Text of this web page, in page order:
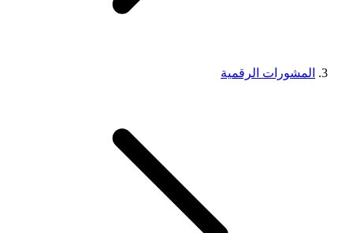
المشورات الرقمية